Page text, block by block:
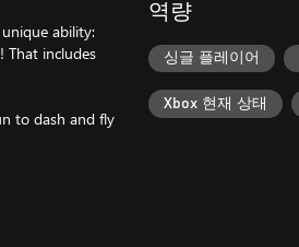
ability:
That includes
to dash and fly
역량
싱글 플레이어
Xbox 현재 상태